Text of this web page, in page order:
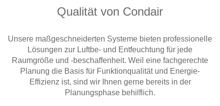
Qualität von Condair
Unsere maßgeschneiderten Systeme bieten professionelle
Lösungen zur Luftbe- und Entfeuchtung für jede
Raumgröße und -beschaffenheit. Weil eine fachgerechte
Planung die Basis für Funktionqualität und Energie-
Effizienz ist, sind wir Ihnen gerne bereits in der
Planungsphase behilflich.